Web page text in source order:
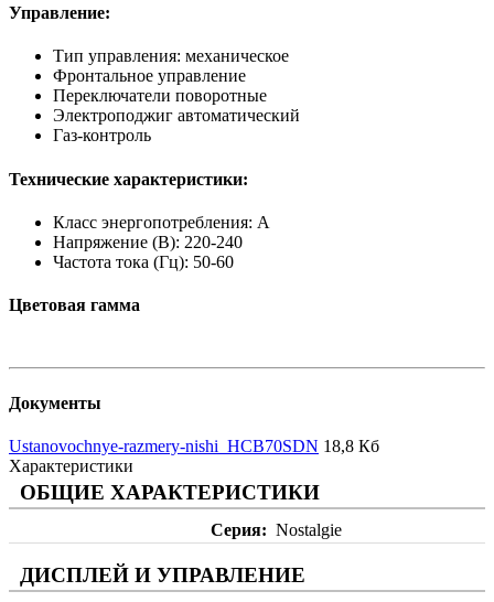
Управление:
Тип управления: механическое
Фронтальное управление
Переключатели поворотные
Электроподжиг автоматический
Газ-контроль
Технические характеристики:
Класс энергопотребления: A
Напряжение (В): 220-240
Частота тока (Гц): 50-60
Цветовая гамма
Документы
Ustanovochnye-razmery-nishi_HCB70SDN 18,8 Кб
Характеристики
ОБЩИЕ ХАРАКТЕРИСТИКИ
Серия Nostalgie
ДИСПЛЕЙ И УПРАВЛЕНИЕ